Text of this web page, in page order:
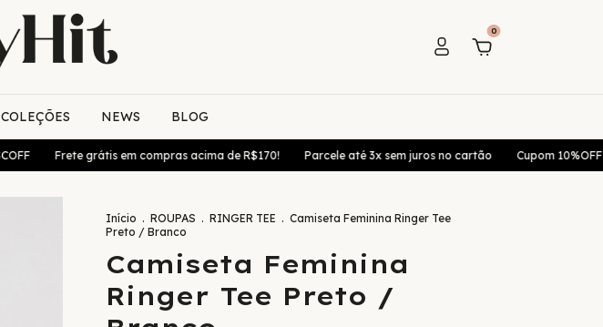
0
COLEÇÕES NEWS BLOG
Frete grátis em compras acima de R$170! Parcele até 3x sem juros no cartão Cupom 10%OFF 1.
Início . ROUPAS . RINGER TEE . Camiseta Feminina Ringer Tee
Preto / Branco
Camiseta Feminina
Ringer Tee Preto /